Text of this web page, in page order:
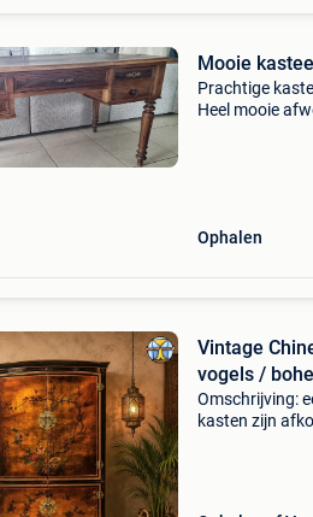
Mooie
Prachtige
Heel mooie
Ophalen
Vintage
vogels /
Omschrijving:
kasten zijn